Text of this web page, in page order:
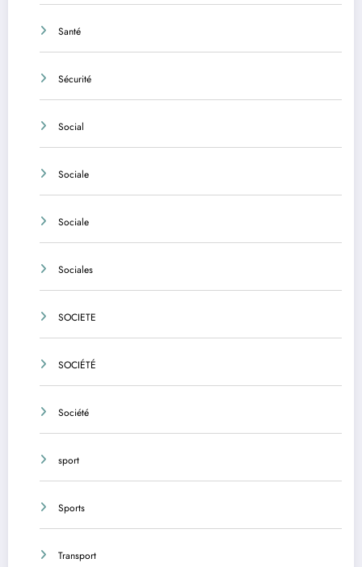
Santé
Sécurité
Social
Sociale
Sociale
Sociales
SOCIETE
SOCIÉTÉ
Société
sport
Sports
Transport